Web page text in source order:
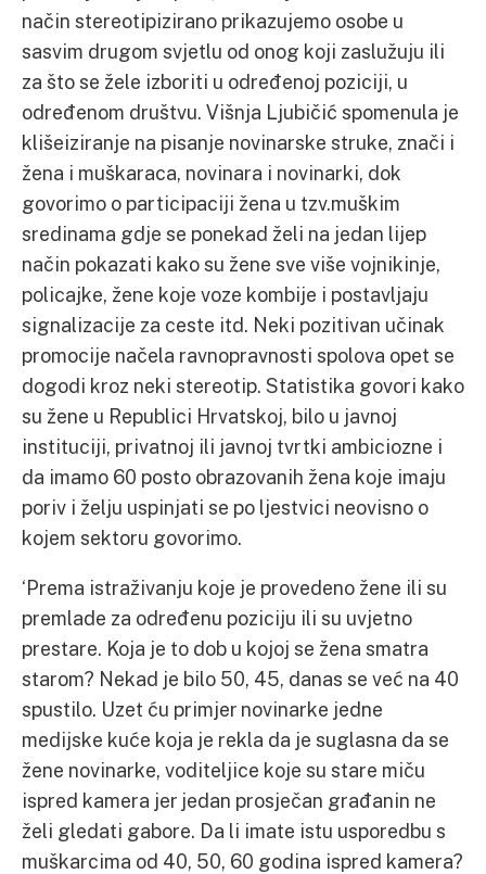
način stereotipizirano prikazujemo osobe u
sasvim drugom svjetlu od onog koji zaslužuju ili
za što se žele izboriti u određenoj poziciji, u
određenom društvu. Višnja Ljubičić spomenula je
klišeiziranje na pisanje novinarske struke, znači i
žena i muškaraca, novinara i novinarki, dok
govorimo o participaciji žena u tzv.muškim
sredinama gdje se ponekad želi na jedan lijep
način pokazati kako su žene sve više vojnikinje,
policajke, žene koje voze kombije i postavljaju
signalizacije za ceste itd. Neki pozitivan učinak
promocije načela ravnopravnosti spolova opet se
dogodi kroz neki stereotip. Statistika govori kako
su žene u Republici Hrvatskoj, bilo u javnoj
instituciji, privatnoj ili javnoj tvrtki ambiciozne i
da imamo 60 posto obrazovanih žena koje imaju
poriv i želju uspinjati se po ljestvici neovisno o
kojem sektoru govorimo.
‘Prema istraživanju koje je provedeno žene ili su
premlade za određenu poziciju ili su uvjetno
prestare. Koja je to dob u kojoj se žena smatra
starom? Nekad je bilo 50, 45, danas se već na 40
spustilo. Uzet ću primjer novinarke jedne
medijske kuće koja je rekla da je suglasna da se
žene novinarke, voditeljice koje su stare miču
ispred kamera jer jedan prosječan građanin ne
želi gledati gabore. Da li imate istu usporedbu s
muškarcima od 40, 50, 60 godina ispred kamera?